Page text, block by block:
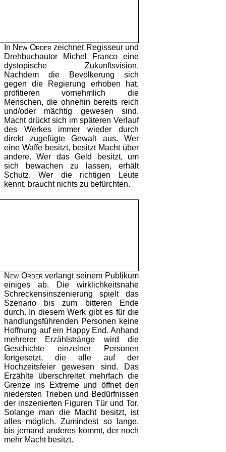
In New Orderzeichnet Regisseur und
Drehbuchautor Michel Franco eine
dystopische Zukunftsvision.
Nachdem die Bevölkerung sich
gegen die Regierung erhoben hat,
profitieren vornehmlich die
Menschen, die ohnehin bereits reich
und/oder mächtig gewesen sind.
Macht drückt sich im späteren Verlauf
des Werkes immer wieder durch
direkt zugefügte Gewalt aus. Wer
eine Waffe besitzt, besitzt Macht über
andere. Wer das Geld besitzt, um
sich bewachen zu lassen, erhält
Schutz. Wer die richtigen Leute
kennt, braucht nichts zu befürchten.
New Orderverlangt seinem Publikum
einiges ab. Die wirklichkeitsnahe
Schreckensinszenierung spielt das
Szenario bis zum bitteren Ende
durch. In diesem Werk gibt es für die
handlungsführenden Personen keine
Hoffnung auf ein Happy End. Anhand
mehrerer Erzählstränge wird die
Geschichte einzelner Personen
fortgesetzt, die alle auf der
Hochzeitsfeier gewesen sind. Das
Erzählte überschreitet mehrfach die
Grenze ins Extreme und öffnet den
niedersten Trieben und Bedürfnissen
der inszenierten Figuren Tür und Tor.
Solange man die Macht besitzt, ist
alles möglich. Zumindest so lange,
bis jemand anderes kommt, der noch
mehr Macht besitzt.